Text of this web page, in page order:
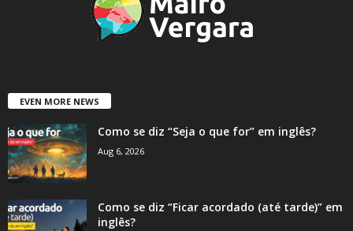
EVEN MORE NEWS
Como se diz “Seja o que for” em inglês?
Aug 6, 2026
Como se diz “Ficar acordado (até tarde)” em
inglês?